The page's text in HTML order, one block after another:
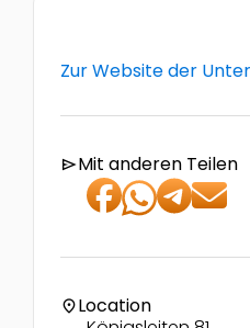
Zur Website der
sendMit anderen Teilen
location_onLocation